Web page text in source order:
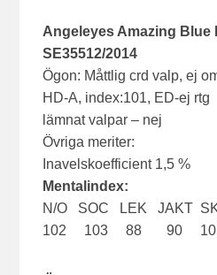
Angeleyes Amazing Blue
SE35512/2014
Ögon: Måttlig crd valp, ej
HD-A, index:101, ED-ej rtg
lämnat valpar – nej
Övriga meriter:
Inavelskoefficient 1,5 %
Mentalindex:
N/O SOC LEK JAKT
102 103 88 90